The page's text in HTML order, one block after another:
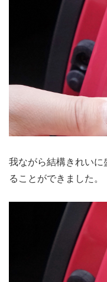
我ながら結構きれい
ることができました。